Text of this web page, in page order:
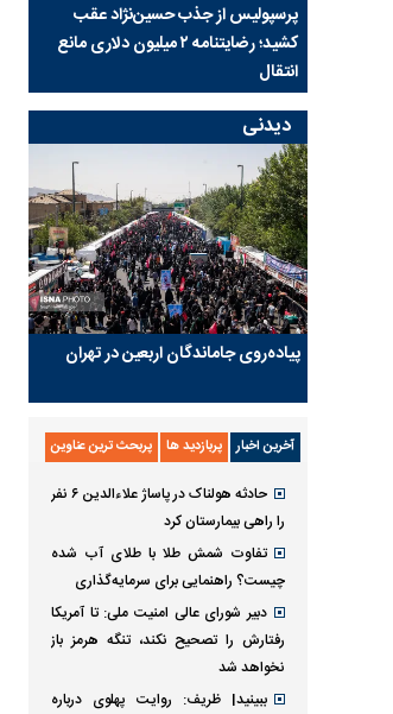
پرسپولیس از جذب حسین‌نژاد عقب
کشید؛ رضایتنامه ۲ میلیون دلاری مانع
انتقال
دیدنی
پیاده‌روی جاماندگان اربعین در تهران
آخرین اخبار پربازدید ها پربحث ترین عناوین
حادثه هولناک در پاساژ علاءالدین ۶ نفر
را راهی بیمارستان کرد
تفاوت شمش طلا با طلای آب شده
چیست؟ راهنمایی برای سرمایه‌گذاری
دبیر شورای عالی امنیت ملی: تا آمریکا
رفتارش را تصحیح نکند، تنگه هرمز باز
نخواهد شد
ببینید| ظریف: روایت پهلوی درباره